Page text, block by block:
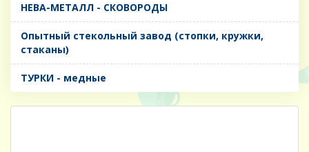
НЕВА-МЕТАЛЛ - СКОВОРОДЫ
Опытный стекольный завод (стопки, кружки,
стаканы)
ТУРКИ - медные